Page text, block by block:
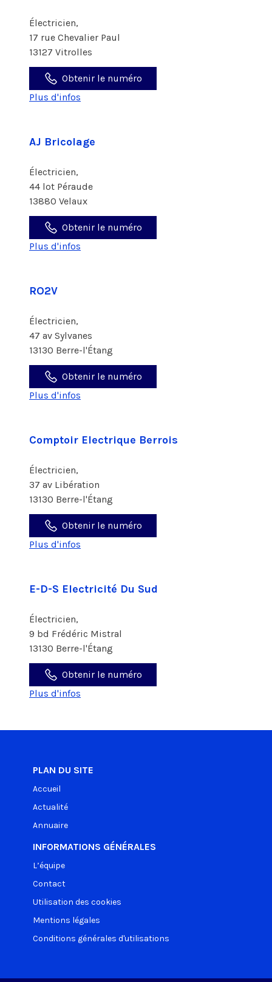
Électricien,
17 rue Chevalier Paul
13127 Vitrolles
Obtenir le numéro
Plus d'infos
AJ Bricolage
Électricien,
44 lot Péraude
13880 Velaux
Obtenir le numéro
Plus d'infos
RO2V
Électricien,
47 av Sylvanes
13130 Berre-l'Étang
Obtenir le numéro
Plus d'infos
Comptoir Electrique Berrois
Électricien,
37 av Libération
13130 Berre-l'Étang
Obtenir le numéro
Plus d'infos
E-D-S Electricité Du Sud
Électricien,
9 bd Frédéric Mistral
13130 Berre-l'Étang
Obtenir le numéro
Plus d'infos
PLAN DU SITE
Accueil
Actualité
Annuaire
INFORMATIONS GÉNÉRALES
L’équipe
Contact
Utilisation des cookies
Mentions légales
Conditions générales d'utilisations